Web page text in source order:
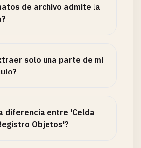
de archivo admite la
solo una parte de mi
diferencia entre 'Celda
Objetos'?